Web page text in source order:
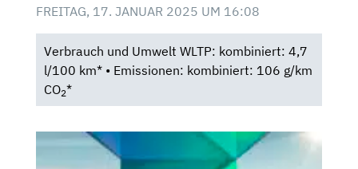
FREITAG, 17. JANUAR 2025 UM 16:08
Verbrauch und Umwelt WLTP: kombiniert: 4,7
l/100 km* • Emissionen: kombiniert: 106 g/km
CO2*